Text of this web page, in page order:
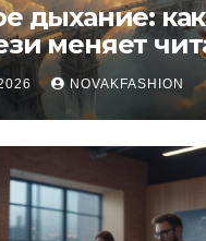
дыхание: как
меняет
NOVAKFASHION